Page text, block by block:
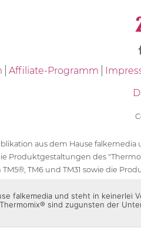
Affiliate-Programm
aus dem Hause
Produktgestaltungen des
TM6 und TM31 sowie die
falkemedia und steht in
sind zugunsten der